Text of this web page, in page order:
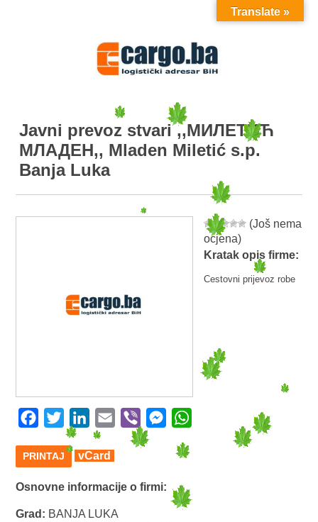
MENU
Javni prevoz stvari ,,МИЛЕТИЋ
МЛАДЕН,, Mladen Miletić s.p.
Banja Luka
(Još nema
ocjena)
Kratak opis firme:
Cestovni prijevoz robe
Facebook
Twitter LinkedIn
Email Viber Messenger
PRINTAJ vCard
Osnovne informacije o firmi:
Grad: BANJA LUKA
Translate »